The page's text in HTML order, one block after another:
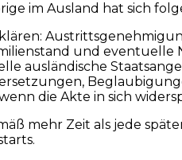
im Ausland hat sich
und
ausländische
die Akte in sich
mehr Zeit als jede